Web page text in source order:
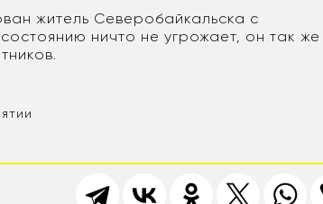
житель Северобайкальска с
ничто не угрожает, он так же